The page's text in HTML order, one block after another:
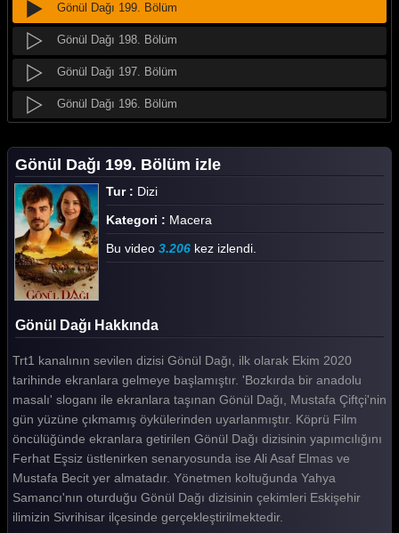
Gönül Dağı 199. Bölüm
Gönül Dağı 198. Bölüm
Gönül Dağı 197. Bölüm
Gönül Dağı 196. Bölüm
Gönül Dağı 194. Bölüm
Gönül Dağı 193. Bölüm
Gönül Dağı 192. Bölüm
Gönül Dağı 191. Bölüm
Gönül Dağı 190. Bölüm
Gönül Dağı 189. Bölüm
Gönül Dağı 188. Bölüm
Gönül Dağı 187. Bölüm
Gönül Dağı 186. Bölüm
Gönül Dağı 185. Bölüm
Gönül Dağı 184. Bölüm
Gönül Dağı 183. Bölüm
Gönül Dağı 199. Bölüm izle
Tur : Dizi
Kategori : Macera
Bu video 3.206 kez izlendi.
Gönül Dağı Hakkında
Trt1 kanalının sevilen dizisi Gönül Dağı, ilk olarak Ekim 2020
tarihinde ekranlara gelmeye başlamıştır. 'Bozkırda bir anadolu
masalı' sloganı ile ekranlara taşınan Gönül Dağı, Mustafa Çiftçi'nin
gün yüzüne çıkmamış öykülerinden uyarlanmıştır. Köprü Film
öncülüğünde ekranlara getirilen Gönül Dağı dizisinin yapımcılığını
Ferhat Eşsiz üstlenirken senaryosunda ise Ali Asaf Elmas ve
Mustafa Becit yer almatadır. Yönetmen koltuğunda Yahya
Samancı'nın oturduğu Gönül Dağı dizisinin çekimleri Eskişehir
ilimizin Sivrihisar ilçesinde gerçekleştirilmektedir.